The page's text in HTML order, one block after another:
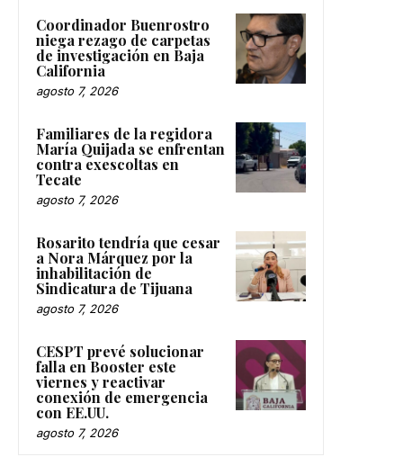
Coordinador Buenrostro
niega rezago de carpetas
de investigación en Baja
California
agosto 7, 2026
Familiares de la regidora
María Quijada se enfrentan
contra exescoltas en
Tecate
agosto 7, 2026
Rosarito tendría que cesar
a Nora Márquez por la
inhabilitación de
Sindicatura de Tijuana
agosto 7, 2026
CESPT prevé solucionar
falla en Booster este
viernes y reactivar
conexión de emergencia
con EE.UU.
agosto 7, 2026